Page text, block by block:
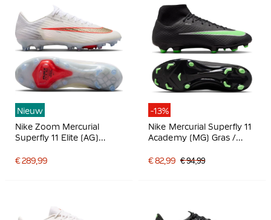
Nieuw
Nike Zoom Mercurial
Superfly 11 Elite (AG)
Voetbalschoenen (AG) Wit
€ 289,99
-13%
Nike Mercurial Superfly 11
Academy (MG) Gras /
Voetbalschoenen Zwart
€ 82,99 € 94,99